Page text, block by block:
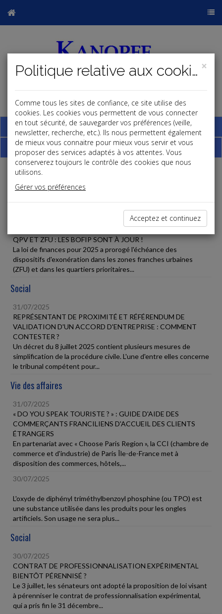
Base documentaire
Dépêches
Liste des dernières dépêches
QPV ET ZFU : LES BOFIP SONT À JOUR !
La loi de finances pour 2025 a prorogé l'échéance des
dispositifs d'exonération dans les zones franches urbaines
(ZFU) et dans les quartiers prioritaires...
Social
31/07/2025
REPRÉSENTANT DE PROXIMITÉ ET RÉFÉRENDUM DE
VALIDATION D'UN ACCORD D'ENTREPRISE : COMMENT
CONTESTER ?
Un décret du 8 juillet 2025 contient plusieurs mesures de
simplification de la procédure civile. L'une d'entre elles concerne
le tribunal compétent pour...
Vie des affaires
31/07/2025
« DO YOU SPEAK TOURISTE ? » : GUIDE D'AIDE DES
COMMERÇANTS FRANCILIENS D'ACCUEIL DES CLIENTS
ÉTRANGERS
En partenariat avec « Choose Paris Region », la CCI (chambre de
commerce et d'industrie) de Paris Île-de-France met à
disposition des commerces, hôtels,...
30/07/2025
L'oxyde de diphényl triméthylbenzoyl phosphine (ou TPO) est
une substance utilisée dans les produits pour les ongles
artificiels. Son usage ne sera plus...
Social
30/07/2025
CONTRAT DE PROFESSIONNALISATION EXPÉRIMENTAL
BIENTÔT PÉRENNISÉ ?
Le 3 juillet, les sénateurs ont adopté la proposition de loi visant
à pérenniser le contrat de professionnalisation expérimental,
qui a pris fin le 31 décembre...
×
Politique relative aux cookies
Comme tous les sites de confiance, ce site utilise des
cookies. Les cookies vous permettent de vous connecter
en tout sécurité, de sauvegarder vos préférences (veille,
newsletter, recherche, etc.). Ils nous permettent également
de mieux vous connaitre pour mieux vous servir et vous
proposer des services adaptés à vos attentes. Vous
conserverez toujours le contrôle des cookies que nous
utilisons.
Gérer vos préférences
Acceptez et continuez